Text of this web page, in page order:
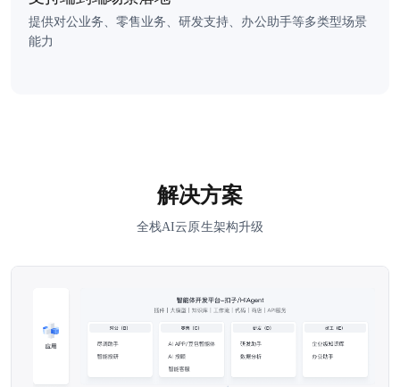
提供对公业务、零售业务、研发支持、办公助手等多类型场景
能力
解决方案
全栈AI云原生架构升级